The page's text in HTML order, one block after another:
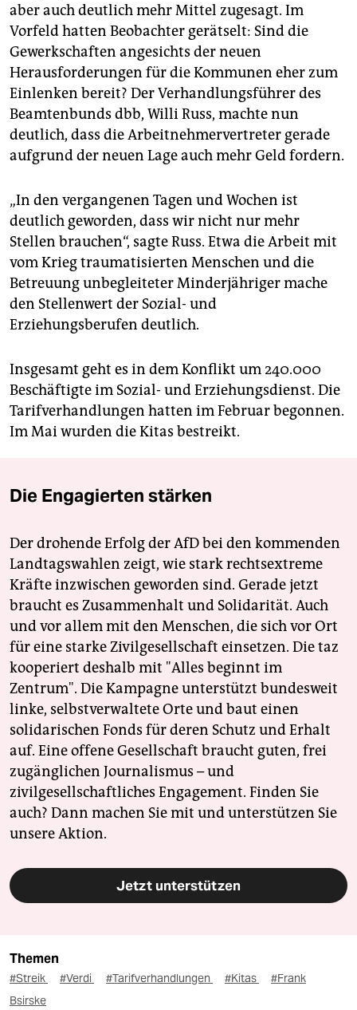
aber auch deutlich mehr Mittel zugesagt. Im
Vorfeld hatten Beobachter gerätselt: Sind die
Gewerkschaften angesichts der neuen
Herausforderungen für die Kommunen eher zum
Einlenken bereit? Der Verhandlungsführer des
Beamtenbunds dbb, Willi Russ, machte nun
deutlich, dass die Arbeitnehmervertreter gerade
aufgrund der neuen Lage auch mehr Geld fordern.
„In den vergangenen Tagen und Wochen ist
deutlich geworden, dass wir nicht nur mehr
Stellen brauchen“, sagte Russ. Etwa die Arbeit mit
vom Krieg traumatisierten Menschen und die
Betreuung unbegleiteter Minderjähriger mache
den Stellenwert der Sozial- und
Erziehungsberufen deutlich.
Insgesamt geht es in dem Konflikt um 240.000
Beschäftigte im Sozial- und Erziehungsdienst. Die
Tarifverhandlungen hatten im Februar begonnen.
Im Mai wurden die Kitas bestreikt.
Die Engagierten stärken
Der drohende Erfolg der AfD bei den kommenden
Landtagswahlen zeigt, wie stark rechtsextreme
Kräfte inzwischen geworden sind. Gerade jetzt
braucht es Zusammenhalt und Solidarität. Auch
und vor allem mit den Menschen, die sich vor Ort
für eine starke Zivilgesellschaft einsetzen. Die taz
kooperiert deshalb mit "Alles beginnt im
Zentrum". Die Kampagne unterstützt bundesweit
linke, selbstverwaltete Orte und baut einen
solidarischen Fonds für deren Schutz und Erhalt
auf. Eine offene Gesellschaft braucht guten, frei
zugänglichen Journalismus – und
zivilgesellschaftliches Engagement. Finden Sie
auch? Dann machen Sie mit und unterstützen Sie
unsere Aktion.
Jetzt unterstützen
Themen
#Streik #Verdi #Tarifverhandlungen #Kitas
#Frank
Bsirske